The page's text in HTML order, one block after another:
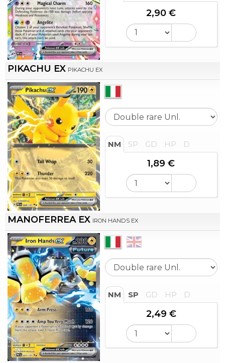
2,90 €
PIKACHU EX PIKACHU EX
NM SP GD HP D
1,89 €
MANOFERREA EX IRON HANDS EX
NM SP GD HP D
2,49 €